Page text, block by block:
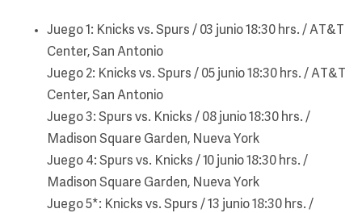
Juego 1: Knicks vs. Spurs / 03 junio 18:30 hrs. / AT&T
Center, San Antonio
Juego 2: Knicks vs. Spurs / 05 junio 18:30 hrs. / AT&T
Center, San Antonio
Juego 3: Spurs vs. Knicks / 08 junio 18:30 hrs. /
Madison Square Garden, Nueva York
Juego 4: Spurs vs. Knicks / 10 junio 18:30 hrs. /
Madison Square Garden, Nueva York
Juego 5*: Knicks vs. Spurs / 13 junio 18:30 hrs. /